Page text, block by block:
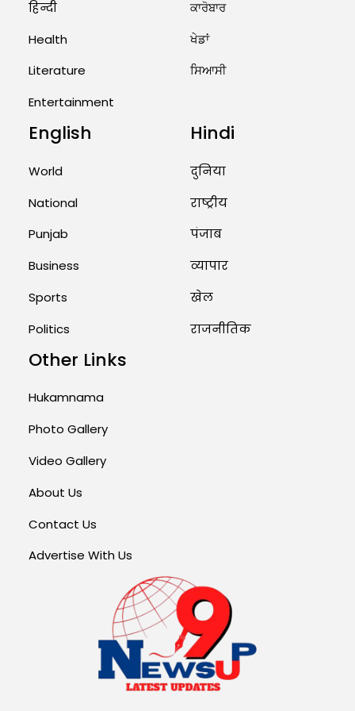
Unique Wedding: Twin Sisters
Priests Conducting Rituals...
हिन्दी
Health
Literature
Entertainment
ਕਾਰੋਬਾਰ
ਖੇਡਾਂ
ਸਿਆਸੀ
English
World
National
Punjab
Business
Sports
Politics
Hindi
दुनिया
राष्ट्रीय
पंजाब
व्यापार
खेल
राजनीतिक
Other Links
Hukamnama
Photo Gallery
Video Gallery
About Us
Contact Us
Advertise With Us